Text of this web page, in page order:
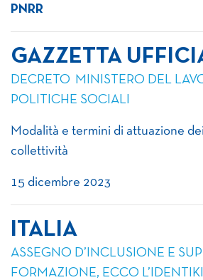
PNRR
GAZZETTA
DECRETO MINISTERO DEL
POLITICHE SOCIALI
Modalità e termini di attuazione
collettività
15 dicembre 2023
ITALIA
ASSEGNO D’INCLUSIONE E
FORMAZIONE, ECCO